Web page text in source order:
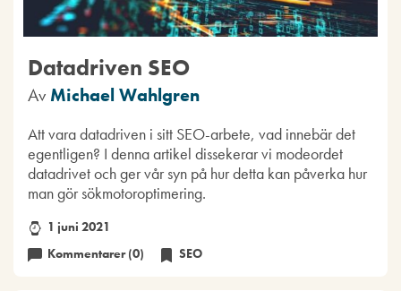
Datadriven SEO
Av Michael Wahlgren
Att vara datadriven i sitt SEO-arbete, vad innebär det
egentligen? I denna artikel dissekerar vi modeordet
datadrivet och ger vår syn på hur detta kan påverka hur
man gör sökmotoroptimering.
1 juni 2021
Kommentarer (0)
SEO